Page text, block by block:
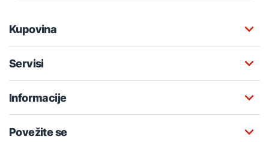
Kupovina
Servisi
Informacije
Povežite se